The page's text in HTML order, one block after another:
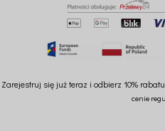
Zarejestruj się już teraz i odbierz 10%
cenie